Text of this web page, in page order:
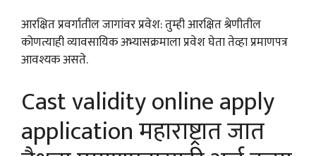
आरक्षित प्रवर्गातील जागांवर प्रवेश: तुम्ही आरक्षित श्रेणीतील
कोणत्याही व्यावसायिक अभ्यासक्रमाला प्रवेश घेता तेव्हा प्रमाणपत्र
आवश्यक असते.
Cast validity online apply
application महाराष्ट्रात जात